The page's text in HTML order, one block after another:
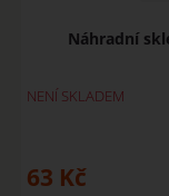
Náhradní
NENÍ SKLADEM
63 Kč